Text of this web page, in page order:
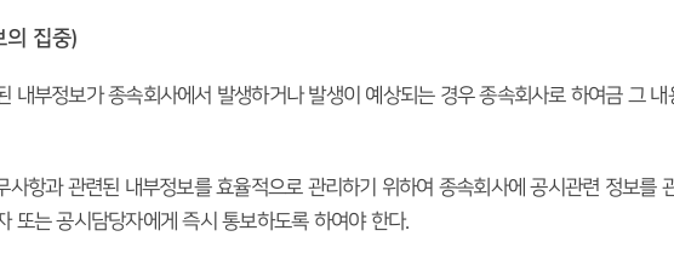
집중)
부정보가 종속회사에서 발생하거나 발생이 예상되는 경우 종속회사로 하여금 그 내
항과 관련된 내부정보를 효율적으로 관리하기 위하여 종속회사에 공시관련 정보를
또는 공시담당자에게 즉시 통보하도록 하여야 한다.